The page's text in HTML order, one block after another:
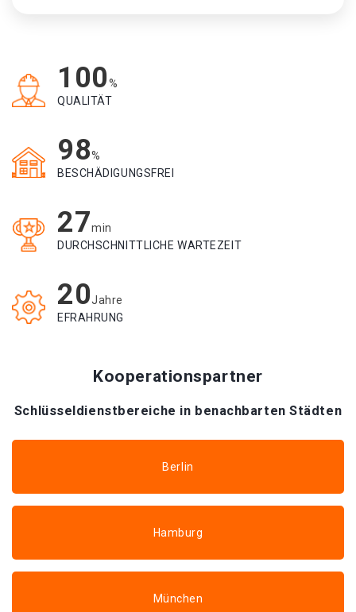
100%
QUALITÄT
98%
BESCHÄDIGUNGSFREI
27min
DURCHSCHNITTLICHE WARTEZEIT
20Jahre
EFRAHRUNG
Kooperationspartner
Schlüsseldienstbereiche in benachbarten Städten
Berlin
Hamburg
München